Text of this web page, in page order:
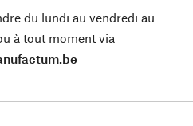
du lundi au vendredi au
à tout moment via